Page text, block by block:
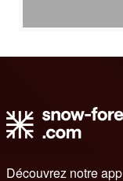
Découvrez notre app